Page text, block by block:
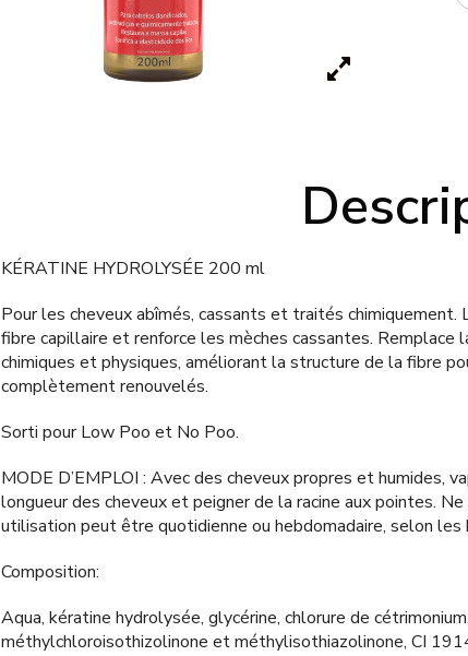
KÉRATINE HYDROLYSÉE 200 ml
Pour les cheveux abîmés, cassants et traités
fibre capillaire et renforce les mèches cassantes.
chimiques et physiques, améliorant la structure de la fibre
complètement renouvelés.
Sorti pour Low Poo et No Poo.
MODE D’EMPLOI : Avec des cheveux propres et humides,
longueur des cheveux et peigner de la racine aux pointes.
utilisation peut être quotidienne ou hebdomadaire, selon les
Composition:
Aqua, kératine hydrolysée, glycérine, chlorure de
méthylchloroisothizolinone et méthylisothiazolinone, CI